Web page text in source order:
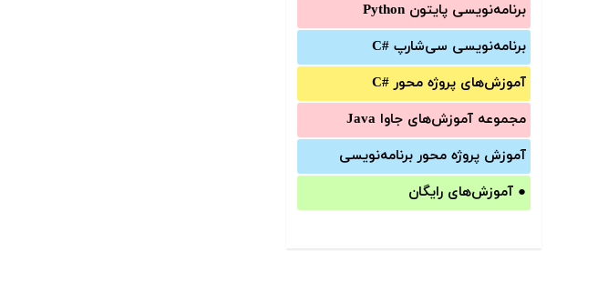
برنامه‌نویسی پایتون Python
برنامه‌‌نویسی سی‌شارپ C#‎
آموزش‌های پروژه محور #C
مجموعه آموزش‌های جاوا Java
آموزش‌ پروژه محور برنامه‌نویسی
● آموزش‌های رایگان